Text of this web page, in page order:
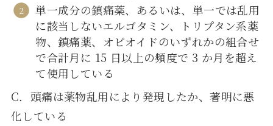
単一成分の鎮痛薬、あるいは、単一では乱用
に該当しないエルゴタミン、トリプタン系薬
物、鎮痛薬、オピオイドのいずれかの組合せ
で合計月に 15 日以上の頻度で 3 か月を超え
て使用している
C．頭痛は薬物乱用により発現したか、著明に悪
化している